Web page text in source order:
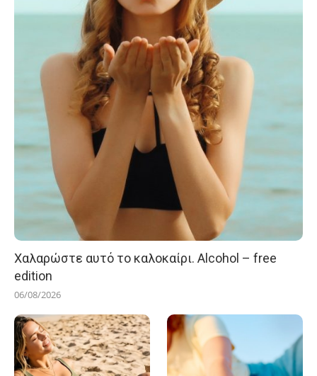
Χαλαρώστε αυτό το καλοκαίρι. Alcohol – free
edition
06/08/2026